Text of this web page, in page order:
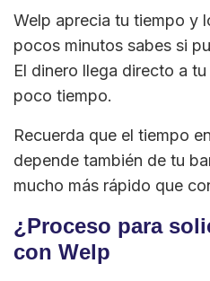
Welp aprecia tu tiempo y
pocos minutos sabes si
El dinero llega directo a
poco tiempo.
Recuerda que el tiempo
depende también de tu
mucho más rápido que
¿Proceso para
con Welp